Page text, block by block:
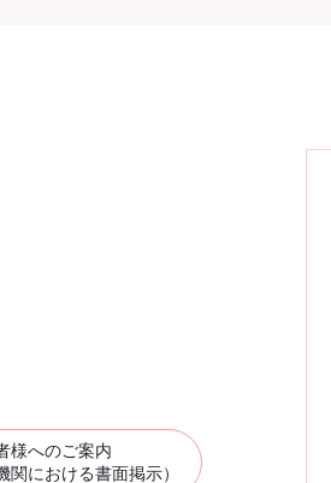
様へのご案内
関における書面掲示）